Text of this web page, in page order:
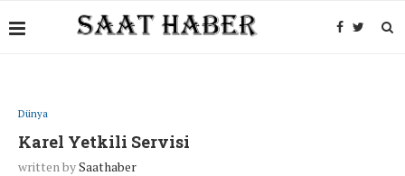
Dünya
Karel Yetkili Servisi
written bySaathaber